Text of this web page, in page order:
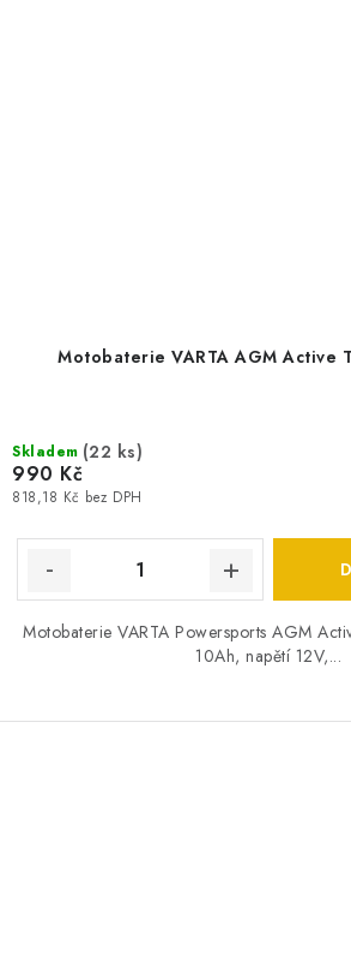
Motobaterie VARTA AGM Active
Skladem (22 ks)
818,18 Kč bez DPH
990 Kč
Motobaterie VARTA Powersports AGM
10Ah, napětí 12V,...